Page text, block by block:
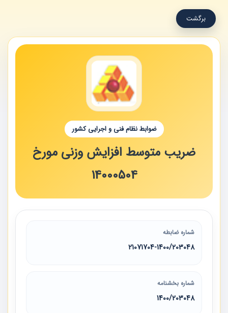
برگشت
ضوابط نظام فنی و اجرایی کشور
ضریب متوسط افزایش وزنی مورخ
14000504
شماره ضابطه
21071704-1400/203048
شماره بخشنامه
1400/203048